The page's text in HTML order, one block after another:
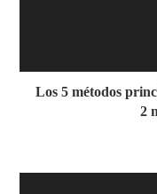
Los 5 métodos
2